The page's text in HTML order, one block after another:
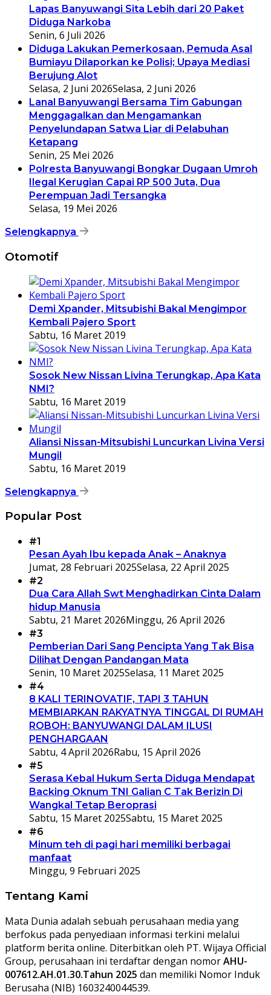
Lapas Banyuwangi Sita Lebih dari 20 Paket
Diduga Narkoba
Senin, 6 Juli 2026
Diduga Lakukan Pemerkosaan, Pemuda Asal
Bumiayu Dilaporkan ke Polisi; Upaya Mediasi
Berujung Alot
Selasa, 2 Juni 2026Selasa, 2 Juni 2026
Lanal Banyuwangi Bersama Tim Gabungan
Menggagalkan dan Mengamankan
Penyelundapan Satwa Liar di Pelabuhan
Ketapang
Senin, 25 Mei 2026
Polresta Banyuwangi Bongkar Dugaan Umroh
Ilegal Kerugian Capai RP 500 Juta, Dua
Perempuan Jadi Tersangka
Selasa, 19 Mei 2026
Selengkapnya
Otomotif
Demi Xpander, Mitsubishi Bakal Mengimpor
Kembali Pajero Sport
Sabtu, 16 Maret 2019
Sosok New Nissan Livina Terungkap, Apa Kata
NMI?
Sabtu, 16 Maret 2019
Aliansi Nissan-Mitsubishi Luncurkan Livina Versi
Mungil
Sabtu, 16 Maret 2019
Selengkapnya
Popular Post
#1
Pesan Ayah Ibu kepada Anak – Anaknya
Jumat, 28 Februari 2025Selasa, 22 April 2025
#2
Dua Cara Allah Swt Menghadirkan Cinta Dalam
hidup Manusia
Sabtu, 21 Maret 2026Minggu, 26 April 2026
#3
Pemberian Dari Sang Pencipta Yang Tak Bisa
Dilihat Dengan Pandangan Mata
Senin, 10 Maret 2025Selasa, 11 Maret 2025
#4
8 KALI TERINOVATIF, TAPI 3 TAHUN
MEMBIARKAN RAKYATNYA TINGGAL DI RUMAH
ROBOH: BANYUWANGI DALAM ILUSI
PENGHARGAAN
Sabtu, 4 April 2026Rabu, 15 April 2026
#5
Serasa Kebal Hukum Serta Diduga Mendapat
Backing Oknum TNI Galian C Tak Berizin Di
Wangkal Tetap Beroprasi
Sabtu, 15 Maret 2025Sabtu, 15 Maret 2025
#6
Minum teh di pagi hari memiliki berbagai
manfaat
Minggu, 9 Februari 2025
Tentang Kami
Mata Dunia adalah sebuah perusahaan media yang
berfokus pada penyediaan informasi terkini melalui
platform berita online. Diterbitkan oleh PT. Wijaya Official
Group, perusahaan ini terdaftar dengan nomorAHU-
007612.AH.01.30.Tahun 2025 dan memiliki Nomor Induk
Berusaha (NIB) 1603240044539.